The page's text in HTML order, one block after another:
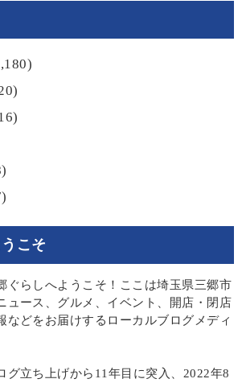
こそ
ぐらしへようこそ！ここは埼玉県三郷市
ュース、グルメ、イベント、開店・閉店
などをお届けするローカルブログメディ
グ立ち上げから11年目に突入、2022年8